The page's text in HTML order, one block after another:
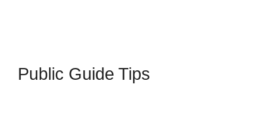
Public Guide Tips